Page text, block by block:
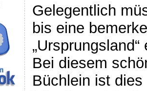
Gelegentlich
bis eine
Bei diesem
Büchlein ist